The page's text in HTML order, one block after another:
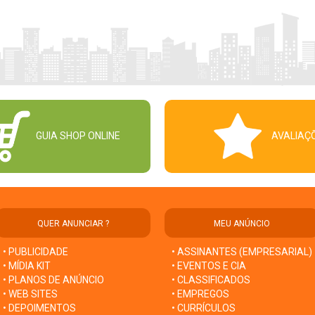
GUIA SHOP ONLINE
QUER ANUNCIAR ?
• PUBLICIDADE
• MÍDIA KIT
• PLANOS DE ANÚNCIO
• WEB SITES
• DEPOIMENTOS
MEU ANÚNCIO
• ASSINANTES (EMPRESARIAL)
• EVENTOS E CIA
• CLASSIFICADOS
• EMPREGOS
• CURRÍCULOS